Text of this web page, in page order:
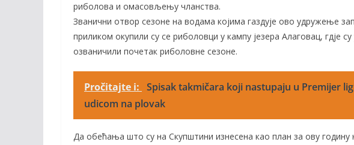
риболова и омасовљењу чланства.
Званични отвор сезоне на водама којима газдује ово удружење
приликом окупили су се риболовци у кампу језера Алаговац, гдје
озваничили почетак риболовне сезоне.
Pročitajte i: Spisak takmičara koji nastupaju u Premijer
udicom na plovak
Да обећања што су на Скупштини изнесена као план за ову